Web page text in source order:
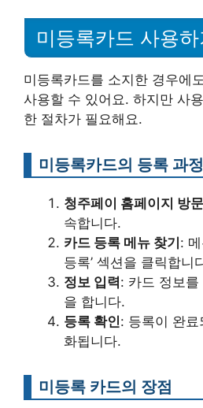
미등록카드 사용하
미등록카드를 소지한 경우에
사용할 수 있어요. 하지만 사
한 절차가 필요해요.
미등록카드의 등록 과정
청주페이 홈페이지 방문
속합니다.
카드 등록 메뉴 찾기 :
등록’ 섹션을 클릭합니
정보 입력: 카드 정보
을 합니다.
등록 확인: 등록이 완
화됩니다.
미등록 카드의 장점